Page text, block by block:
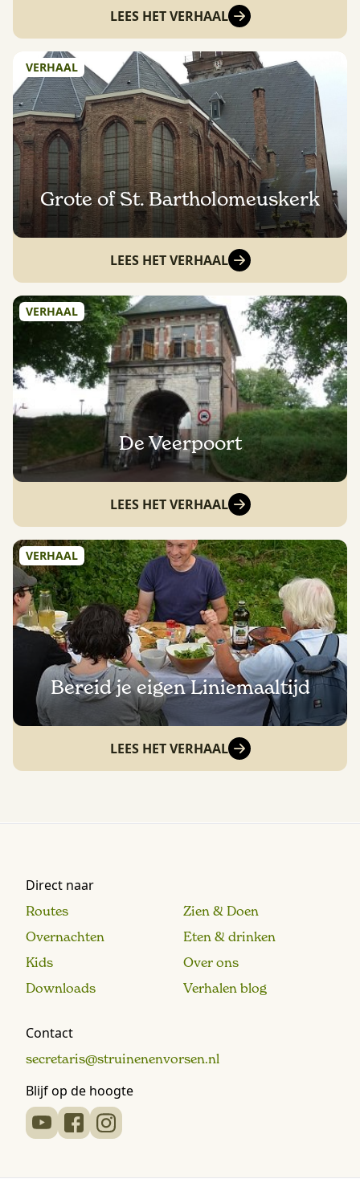
LEES HET VERHAAL
VERHAAL
Grote of St. Bartholomeuskerk
LEES HET VERHAAL
VERHAAL
De Veerpoort
LEES HET VERHAAL
VERHAAL
Bereid je eigen Liniemaaltijd
LEES HET VERHAAL
Direct naar
Routes
Zien & Doen
Overnachten
Eten & drinken
Kids
Over ons
Downloads
Verhalen blog
Contact
secretaris@struinenenvorsen.nl
Blijf op de hoogte